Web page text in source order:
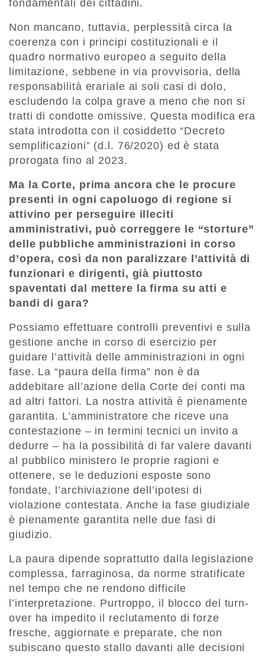
fondamentali dei cittadini.
Non mancano, tuttavia, perplessità circa la
coerenza con i principi costituzionali e il
quadro normativo europeo a seguito della
limitazione, sebbene in via provvisoria, della
responsabilità erariale ai soli casi di dolo,
escludendo la colpa grave a meno che non si
tratti di condotte omissive. Questa modifica era
stata introdotta con il cosiddetto “Decreto
semplificazioni” (d.l. 76/2020) ed è stata
prorogata fino al 2023.
Ma la Corte, prima ancora che le procure
presenti in ogni capoluogo di regione si
attivino per perseguire illeciti
amministrativi, può correggere le “storture”
delle pubbliche amministrazioni in corso
d’opera, così da non paralizzare l’attività di
funzionari e dirigenti, già piuttosto
spaventati dal mettere la firma su atti e
bandi di gara?
Possiamo effettuare controlli preventivi e sulla
gestione anche in corso di esercizio per
guidare l’attività delle amministrazioni in ogni
fase. La “paura della firma” non è da
addebitare all’azione della Corte dei conti ma
ad altri fattori. La nostra attività è pienamente
garantita. L’amministratore che riceve una
contestazione – in termini tecnici un invito a
dedurre – ha la possibilità di far valere davanti
al pubblico ministero le proprie ragioni e
ottenere, se le deduzioni esposte sono
fondate, l’archiviazione dell’ipotesi di
violazione contestata. Anche la fase giudiziale
è pienamente garantita nelle due fasi di
giudizio.
La paura dipende soprattutto dalla legislazione
complessa, farraginosa, da norme stratificate
nel tempo che ne rendono difficile
l’interpretazione. Purtroppo, il blocco del turn-
over ha impedito il reclutamento di forze
fresche, aggiornate e preparate, che non
subiscano questo stallo davanti alle decisioni